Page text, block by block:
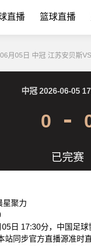
直播 篮球直播
月05日 中冠 江苏安贝斯
中冠 2026-06-05
0
已完赛
星聚力
日 17:30分，中国足
站同步官方直播源准时